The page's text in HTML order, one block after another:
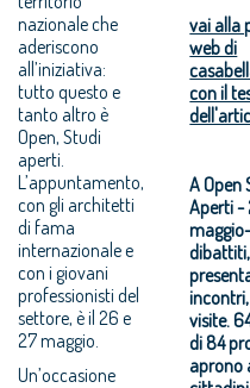
nazionale che
aderiscono
all’iniziativa:
tutto questo e
tanto altro è
Open, Studi
aperti.
L’appuntamento,
con gli architetti
di fama
internazionale e
con i giovani
professionisti del
settore, è il 26 e
27 maggio.
Un’occasione
vai alla
web di
con il
A Open
Aperti -
dibattiti,
visite.
di 84
aprono